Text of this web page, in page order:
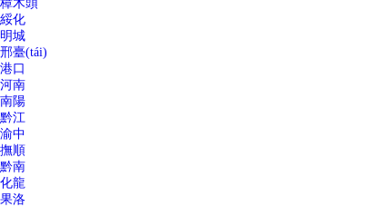
樟木頭
綏化
明城
邢臺(tái)
港口
河南
南陽
黔江
渝中
撫順
黔南
化龍
果洛